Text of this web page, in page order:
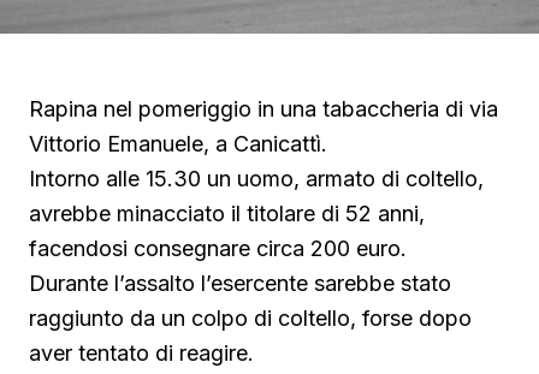
Rapina nel pomeriggio in una tabaccheria di via
Vittorio Emanuele, a Canicattì.
Intorno alle 15.30 un uomo, armato di coltello,
avrebbe minacciato il titolare di 52 anni,
facendosi consegnare circa 200 euro.
Durante l’assalto l’esercente sarebbe stato
raggiunto da un colpo di coltello, forse dopo
aver tentato di reagire.